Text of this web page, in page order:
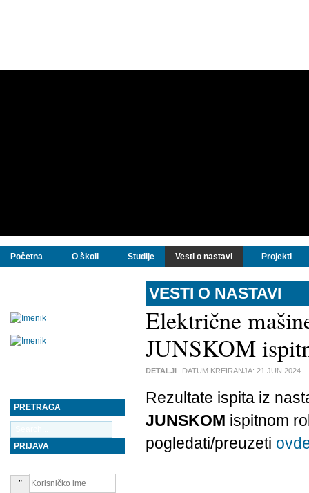
Početna O školi Studije Vesti o nastavi Projekti
VESTI O NASTAVI
Električne
JUNSKOM
DETALJI DATUM KREIRANJA: 21 JUN 2024
Rezultate ispita iz
JUNSKOM ispitnom
pogledati/preuzeti
PRETRAGA
PRIJAVA